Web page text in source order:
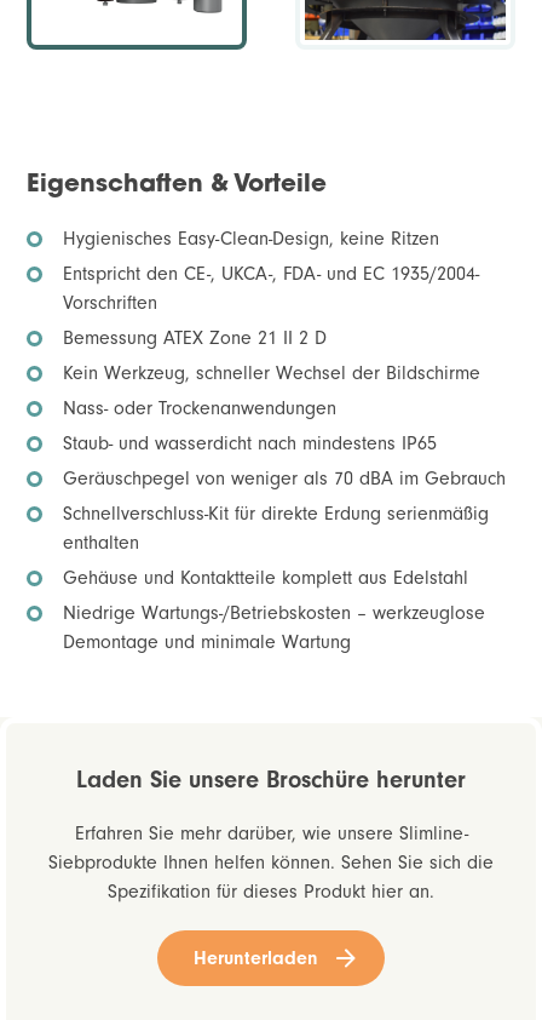
Eigenschaften & Vorteile
Hygienisches Easy-Clean-Design, keine Ritzen
Entspricht den CE-, UKCA-, FDA- und EC 1935/2004-
Vorschriften
Bemessung ATEX Zone 21 II 2 D
Kein Werkzeug, schneller Wechsel der Bildschirme
Nass- oder Trockenanwendungen
Staub- und wasserdicht nach mindestens IP65
Geräuschpegel von weniger als 70 dBA im Gebrauch
Schnellverschluss-Kit für direkte Erdung serienmäßig
enthalten
Gehäuse und Kontaktteile komplett aus Edelstahl
Niedrige Wartungs-/Betriebskosten – werkzeuglose
Demontage und minimale Wartung
Laden Sie unsere Broschüre herunter
Erfahren Sie mehr darüber, wie unsere Slimline-
Siebprodukte Ihnen helfen können. Sehen Sie sich die
Spezifikation für dieses Produkt hier an.
Herunterladen